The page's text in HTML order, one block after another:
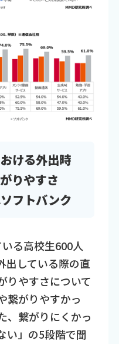
ける外出時
りやすさ
フトバンク
る高校生600人
出している際の直
りやすさについて
繋がりやすかっ
、繋がりにくかっ
い」の5段階で聞